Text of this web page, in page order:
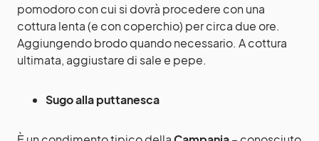
pomodoro con cui si dovrà procedere con una
cottura lenta (e con coperchio) per circa due ore.
Aggiungendo brodo quando necessario. A cottura
ultimata, aggiustare di sale e pepe.
Sugo alla puttanesca